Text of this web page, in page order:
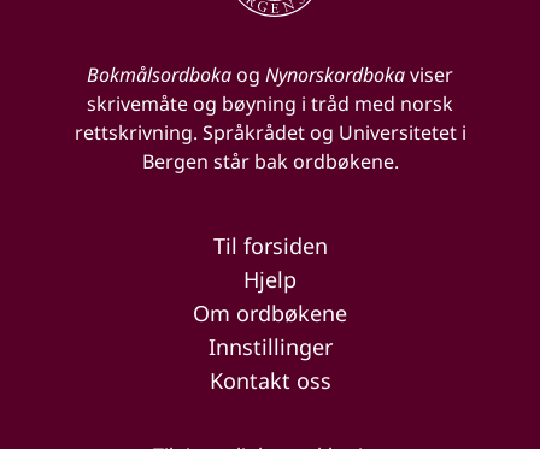
Bokmålsordbokaog Nynorskordbokaviser
skrivemåte og bøyning i tråd med norsk
rettskrivning. Språkrådet og Universitetet i
Bergen står bak ordbøkene.
Til forsiden
Hjelp
Om ordbøkene
Innstillinger
Kontakt oss